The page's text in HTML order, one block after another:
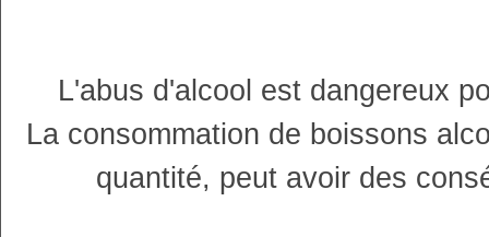
L'abus d'alcool est dangereux
La consommation de boissons
quantité, peut avoir des